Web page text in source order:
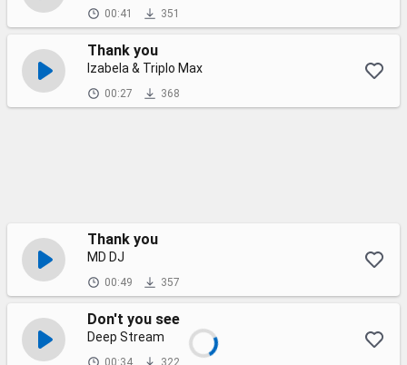
00:41 351
Thank you
Izabela & Triplo Max
00:27 368
Thank you
MD DJ
00:49 357
Don't you see
Deep Stream
00:34 322